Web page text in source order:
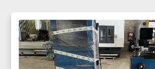
Tutte le categorie
Ordina per